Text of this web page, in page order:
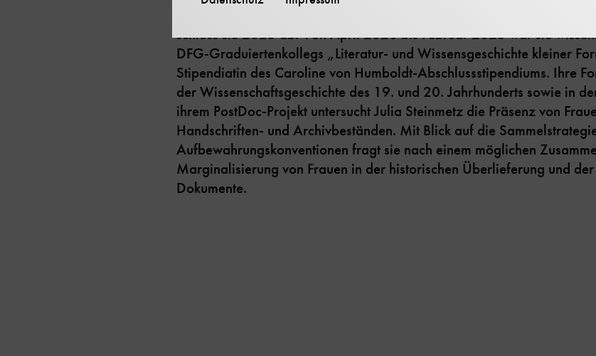
schloss sie 2025 ab. Von April 2020 bis Februar 2025 war sie
DFG-Graduiertenkollegs „Literatur- und Wissensgeschichte kleiner
Stipendiatin des Caroline von Humboldt-Abschlussstipendiums. Ihre
der Wissenschaftsgeschichte des 19. und 20. Jahrhunderts sowie in
ihrem PostDoc-Projekt untersucht Julia Steinmetz die Präsenz von
Handschriften- und Archivbeständen. Mit Blick auf die
Aufbewahrungskonventionen fragt sie nach einem möglichen
Marginalisierung von Frauen in der historischen Überlieferung und
Dokumente.